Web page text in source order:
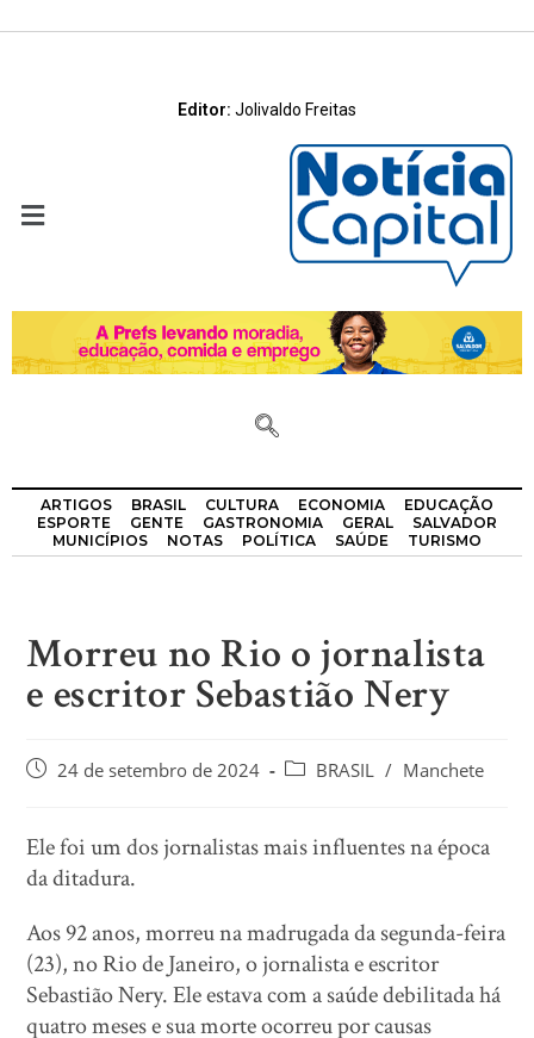
Editor: Jolivaldo Freitas
ARTIGOS BRASIL CULTURA ECONOMIA
EDUCAÇÃO
ESPORTE
GENTE GASTRONOMIA GERAL
SALVADOR
MUNICÍPIOS
NOTAS POLÍTICA SAÚDE TURISMO
Morreu no Rio o jornalista
e escritor Sebastião Nery
24 de setembro de 2024 BRASIL / Manchete
Ele foi um dos jornalistas mais influentes na época
da ditadura.
Aos 92 anos, morreu na madrugada da segunda-feira
(23), no Rio de Janeiro, o jornalista e escritor
Sebastião Nery. Ele estava com a saúde debilitada há
quatro meses e sua morte ocorreu por causas